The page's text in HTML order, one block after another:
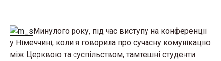
Минулого року, під час виступу на конференції
у Німеччині, коли я говорила про сучасну комунікацію
між Церквою та суспільством, тамтешні студенти